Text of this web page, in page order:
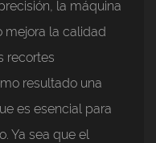
la máquina
mejora la calidad
recortes
resultado una
es esencial para
Ya sea que el